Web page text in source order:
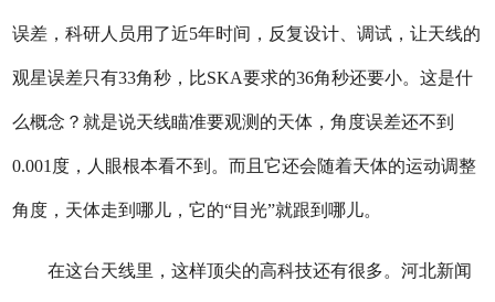
误差，科研人员用了近5年时间，反复设计、调试，让天线的
观星误差只有33角秒，比SKA要求的36角秒还要小。这是什
么概念？就是说天线瞄准要观测的天体，角度误差还不到
0.001度，人眼根本看不到。而且它还会随着天体的运动调整
角度，天体走到哪儿，它的“目光”就跟到哪儿。
在这台天线里，这样顶尖的高科技还有很多。河北新闻